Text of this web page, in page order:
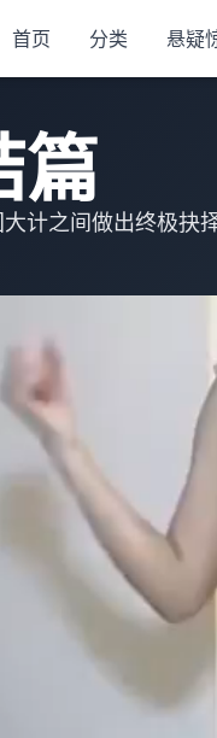
首页 分类 悬疑
篇
计之间做出终极抉择